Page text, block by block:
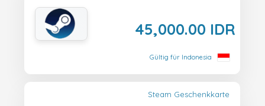
45,000.00 IDR
Gültig für Indonesia
Steam Geschenkkarte